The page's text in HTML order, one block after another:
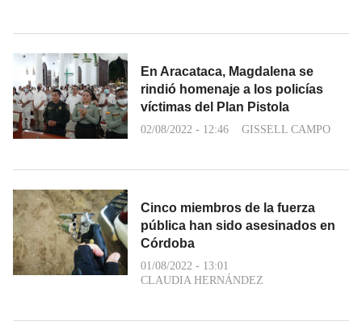
En Aracataca, Magdalena se
rindió homenaje a los policías
víctimas del Plan Pistola
02/08/2022 - 12:46 GISSELL CAMPO
Cinco miembros de la fuerza
pública han sido asesinados en
Córdoba
01/08/2022 - 13:01
CLAUDIA HERNÁNDEZ